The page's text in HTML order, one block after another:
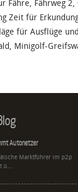
Fährweg
Zeit für
für Ausflüge
Minigolf-
Autonetzer
Marktführer im p2p
ü...